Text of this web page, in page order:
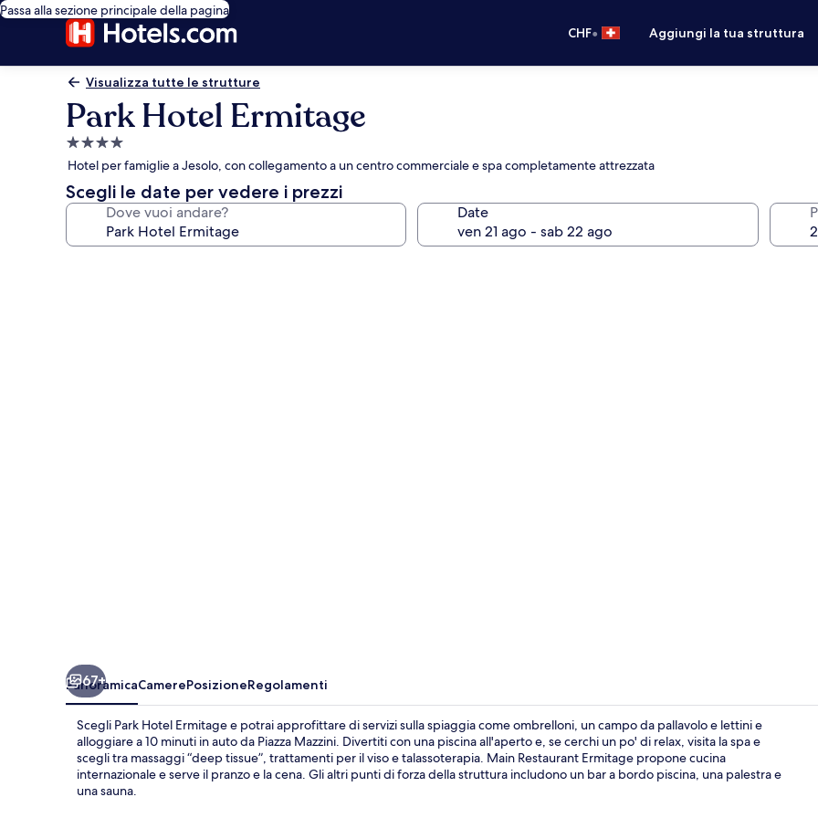
Passa alla sezione principale della pagina
CHF• Aggiungi la tua struttura
Visualizza tutte le strutture
Park Hotel Ermitage
Struttura
a
4.0
stelle
Hotel per famiglie a Jesolo, con collegamento a un centro commerciale e spa completamente attrezzata
Scegli le date per vedere i prezzi
Dove vuoi andare? Date
Vista aerea
67+
PanoramicaCamerePosizioneRegolamenti
Scegli Park Hotel Ermitage e potrai approfittare di servizi sulla spiaggia come ombrelloni, un campo da pallavolo e lettini e
alloggiare a 10 minuti in auto da Piazza Mazzini. Divertiti con una piscina all'aperto e, se cerchi un po' di relax, visita la spa e
scegli tra massaggi “deep tissue”, trattamenti per il viso e talassoterapia. Main Restaurant Ermitage propone cucina
internazionale e serve il pranzo e la cena. Gli altri punti di forza della struttura includono un bar a bordo piscina, una palestra e
una sauna.